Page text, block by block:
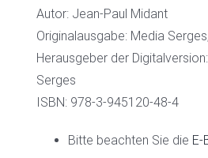
Autor: Jean-Paul Midant
Originalausgabe: Media
Herausgeber der
Serges
ISBN: 978-3-945120-48-4
Bitte beachten Sie die E-